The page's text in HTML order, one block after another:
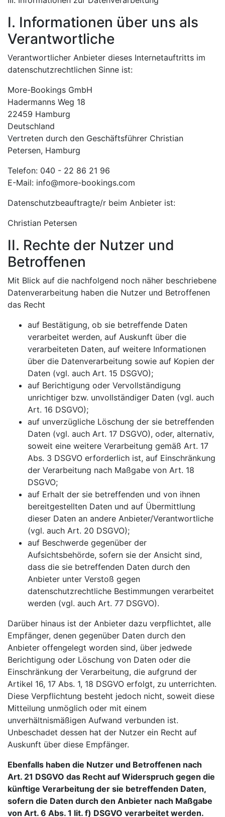
I. Informationen über uns als
Verantwortliche
Verantwortlicher Anbieter dieses Internetauftritts im
datenschutzrechtlichen Sinne ist:
More-Bookings GmbH
Hadermanns Weg 18
22459 Hamburg
Deutschland
Vertreten durch den Geschäftsführer Christian
Petersen, Hamburg
Telefon: 040 - 22 86 21 96
E-Mail: info@more-bookings.com
Datenschutzbeauftragte/r beim Anbieter ist:
Christian Petersen
II. Rechte der Nutzer und
Betroffenen
Mit Blick auf die nachfolgend noch näher beschriebene
Datenverarbeitung haben die Nutzer und Betroffenen
das Recht
auf Bestätigung, ob sie betreffende Daten
verarbeitet werden, auf Auskunft über die
verarbeiteten Daten, auf weitere Informationen
über die Datenverarbeitung sowie auf Kopien der
Daten (vgl. auch Art. 15 DSGVO);
auf Berichtigung oder Vervollständigung
unrichtiger bzw. unvollständiger Daten (vgl. auch
Art. 16 DSGVO);
auf unverzügliche Löschung der sie betreffenden
Daten (vgl. auch Art. 17 DSGVO), oder, alternativ,
soweit eine weitere Verarbeitung gemäß Art. 17
Abs. 3 DSGVO erforderlich ist, auf Einschränkung
der Verarbeitung nach Maßgabe von Art. 18
DSGVO;
auf Erhalt der sie betreffenden und von ihnen
bereitgestellten Daten und auf Übermittlung
dieser Daten an andere Anbieter/Verantwortliche
(vgl. auch Art. 20 DSGVO);
auf Beschwerde gegenüber der
Aufsichtsbehörde, sofern sie der Ansicht sind,
dass die sie betreffenden Daten durch den
Anbieter unter Verstoß gegen
datenschutzrechtliche Bestimmungen verarbeitet
werden (vgl. auch Art. 77 DSGVO).
Darüber hinaus ist der Anbieter dazu verpflichtet, alle
Empfänger, denen gegenüber Daten durch den
Anbieter offengelegt worden sind, über jedwede
Berichtigung oder Löschung von Daten oder die
Einschränkung der Verarbeitung, die aufgrund der
Artikel 16, 17 Abs. 1, 18 DSGVO erfolgt, zu unterrichten.
Diese Verpflichtung besteht jedoch nicht, soweit diese
Mitteilung unmöglich oder mit einem
unverhältnismäßigen Aufwand verbunden ist.
Unbeschadet dessen hat der Nutzer ein Recht auf
Auskunft über diese Empfänger.
Ebenfalls haben die Nutzer und Betroffenen nach
Art. 21 DSGVO das Recht auf Widerspruch gegen die
künftige Verarbeitung der sie betreffenden Daten,
sofern die Daten durch den Anbieter nach Maßgabe
von Art. 6 Abs. 1 lit. f) DSGVO verarbeitet werden.